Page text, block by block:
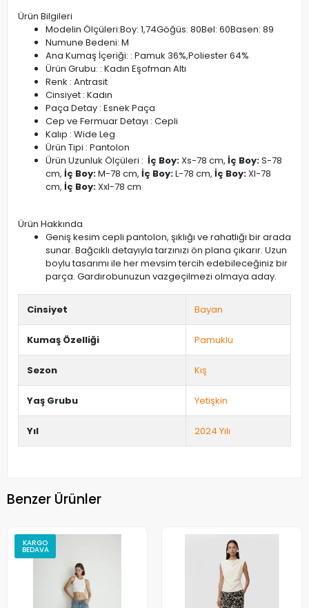
Ürün Bilgileri
Modelin Ölçüleri:Boy: 1,74Göğüs: 80Bel: 60Basen: 89
Numune Bedeni: M
Ana Kumaş İçeriği: : Pamuk 36%,Poliester 64%
Ürün Grubu: : Kadın Eşofman Altı
Renk : Antrasit
Cinsiyet : Kadın
Paça Detay : Esnek Paça
Cep ve Fermuar Detayı : Cepli
Kalıp : Wide Leg
Ürün Tipi : Pantolon
Ürün Uzunluk Ölçüleri : İç Boy:Xs-78 cm, İç Boy:S-78
cm, İç Boy:M-78 cm, İç Boy:L-78 cm, İç Boy:Xl-78
cm, İç Boy:Xxl-78 cm
Ürün Hakkında
Geniş kesim cepli pantolon, şıklığı ve rahatlığı bir arada
sunar. Bağcıklı detayıyla tarzınızı ön plana çıkarır. Uzun
boylu tasarımı ile her mevsim tercih edebileceğiniz bir
parça. Gardırobunuzun vazgeçilmezi olmaya aday.
Cinsiyet Bayan
Kumaş Özelliği Pamuklu
Sezon Kış
Yaş Grubu Yetişkin
Yıl 2024 Yılı
Benzer Ürünler
KARGO
BEDAVA